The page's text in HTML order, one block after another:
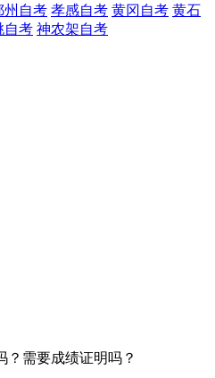
州自考 孝感自考 黄冈自考 黄石
自考 神农架自考